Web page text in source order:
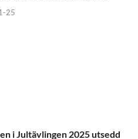
25
i Jultävlingen 2025 utsedd